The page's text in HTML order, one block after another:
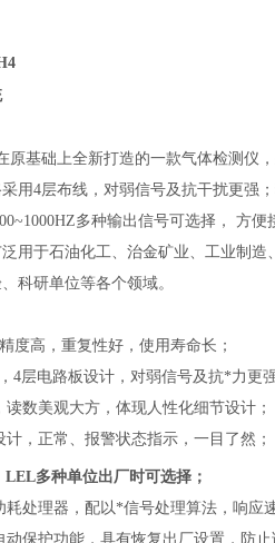
原基础上全新打造的一款气体检测仪
用4层布线，对弱信号及抗干扰更强
多种输出信号可选择， 方
用于石油化工、治金矿业、工业制
科研单位等各个领域。
度高，重复性好，使用寿命长；
4层电路板设计，对弱信号及抗*力更强
数美观大方，体现人性化细节设计；
，正常、报警状态指示，一目了然；
多种单位出厂时可选择；
处理器，配以*信号处理算法，响应
保护功能，具有恢复出厂设置，防止